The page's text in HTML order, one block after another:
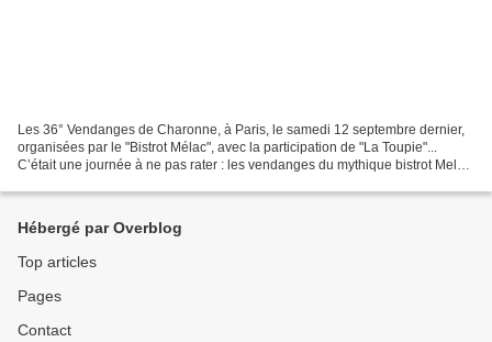
Les 36° Vendanges de Charonne, à Paris, le samedi 12 septembre dernier,
organisées par le "Bistrot Mélac", avec la participation de "La Toupie"...
C’était une journée à ne pas rater : les vendanges du mythique bistrot Melac
Hébergé par Overblog
Top articles
Pages
Contact